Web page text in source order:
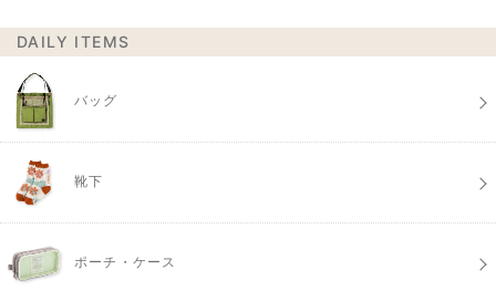
DAILY ITEMS
バッグ
靴下
ポーチ・ケース